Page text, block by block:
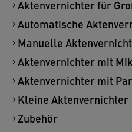
Aktenvernichter für
Automatische
Manuelle
Aktenvernichter mit
Aktenvernichter mit
Kleine Aktenvernichter
Zubehör